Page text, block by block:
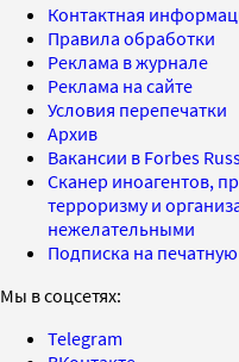
Контактная
Правила обработки
Реклама в журнале
Реклама на сайте
Условия перепечатки
Архив
Вакансии в Forbes
Сканер иноагентов,
терроризму и
нежелательными
Подписка на
Мы в соцсетях:
Telegram